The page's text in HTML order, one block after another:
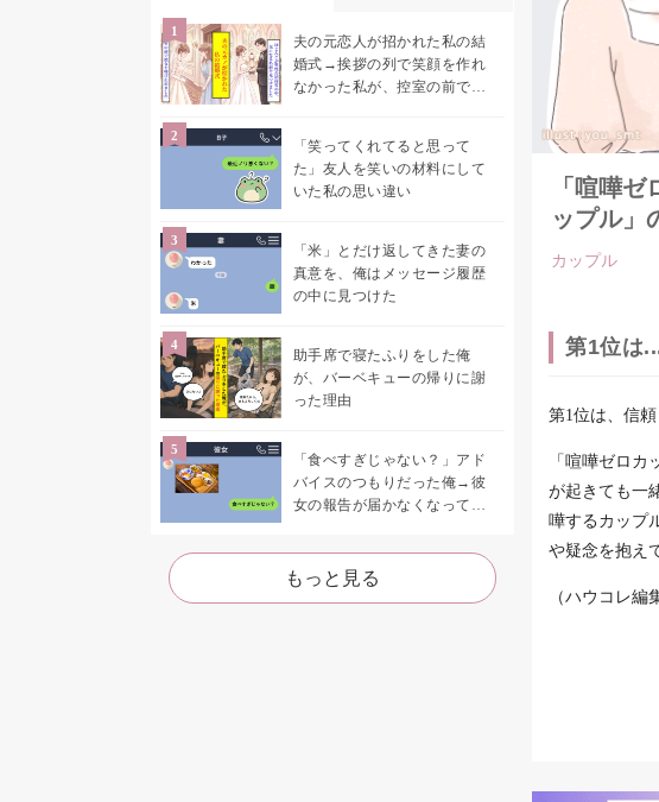
夫の元恋人が招かれた私の結
婚式→挨拶の列で笑顔を作れ
なかった私が、控室の前で彼
「笑ってくれてると思って
た」友人を笑いの材料にして
いた私の思い違い
「米」とだけ返してきた妻の
真意を、俺はメッセージ履歴
の中に見つけた
助手席で寝たふりをした俺
が、バーベキューの帰りに謝
った理由
「食べすぎじゃない？」アド
バイスのつもりだった俺→彼
女の報告が届かなくなって、
た
もっと見る
「喧嘩
ップル」
カップル
第1位は
第1位は、信
「喧嘩ゼロ
が起きても一
嘩するカップ
や疑念を抱え
（ハウコレ編